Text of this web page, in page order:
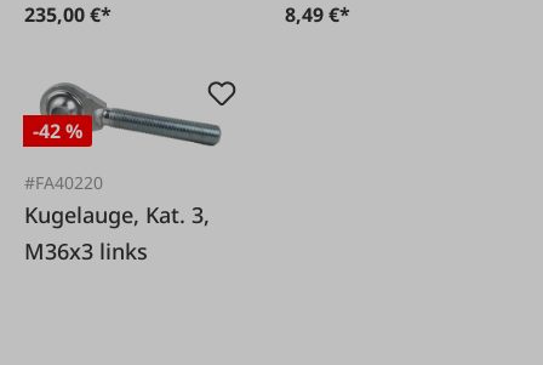
235,00 €* 8,49 €*
-42 %
#FA40220
Kugelauge, Kat. 3,
M36x3 links